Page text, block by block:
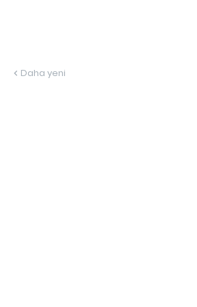
Daha yeni